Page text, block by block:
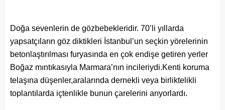
Doğa sevenlerin de gözbebekleridir. 70’li yıllarda
yapsatçıların göz diktikleri İstanbul’un seçkin yörelerinin
betonlaştırılması furyasında en çok endişe getiren yerler
Boğaz mıntıkasıyla Marmara’nın incileriydi.Kenti koruma
telaşına düşenler,aralarında dernekli veya birliktelikli
toplantılarda içtenlikle bunun çarelerini arıyorlardı.